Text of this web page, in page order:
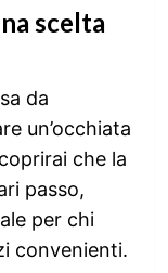
scelta
da
un’occhiata
che la
passo,
per chi
convenienti.